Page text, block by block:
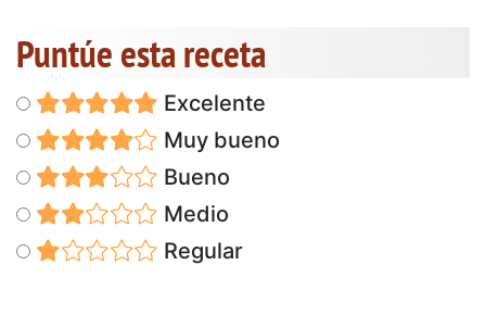
Puntúe esta receta
Excelente
Muy bueno
Bueno
Medio
Regular